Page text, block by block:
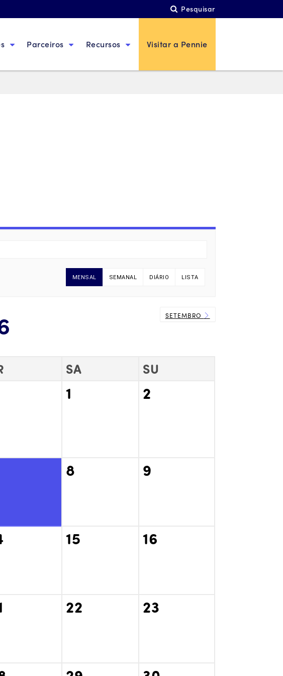
Pesquisar
Parceiros Recursos Visitar a Pennie
MENSAL SEMANAL DIÁRIO LISTA
SETEMBRO
SA SU
1 2
8 9
15 16
22 23